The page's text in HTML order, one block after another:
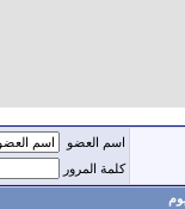
اسم العضو
كلمة المرور